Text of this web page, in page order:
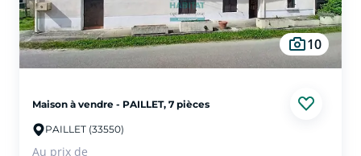
D'une salle d'eau fonctionnelle
Et d'une véranda lumineuse pour profiter des beaux jours
Mais ce n'est pas tout !
Une ancienne étable pleine de potentiel
Deux garages pour stationner ou stocker
10
Maison à vendre - PAILLET, 7 pièces
PAILLET (33550)
Au prix de